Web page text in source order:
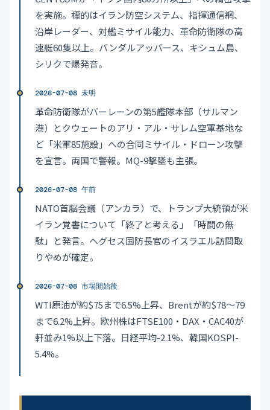
を実施。標的はイラン防空システム、指揮通信網、
沿岸レーダー、対艦ミサイル能力、革命防衛隊の高
速艇60隻以上。バンダルアッバース、キシュム島、
シリクで爆発音。
2026-07-08 未明
革命防衛隊がバーレーンの第5艦隊本部（サルマン
港）とクウェートのアリ・アル・サレム空軍基地な
ど「米軍85施設」への合同ミサイル・ドローン攻撃
を宣言。両国で警報。MQ-9撃墜も主張。
2026-07-08 午前
NATO首脳会議（アンカラ）で、トランプ大統領が米
イラン覚書について「終了と考える」「時間の無
駄」と発言。ヘグセス国防長官のイスラエル訪問取
りやめが確定。
2026-07-08 市場開始後
WTI原油が約$75まで6.5%上昇、Brentが約$78〜79
まで6.2%上昇。欧州株はFTSE100・DAX・CAC40が
軒並み1%以上下落。日経平均-2.1%、韓国KOSPI-
5.4%。